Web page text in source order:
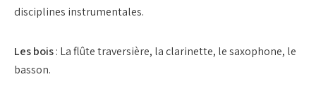
disciplines instrumentales.
Les bois: La flûte traversière, la clarinette, le saxophone, le
basson.